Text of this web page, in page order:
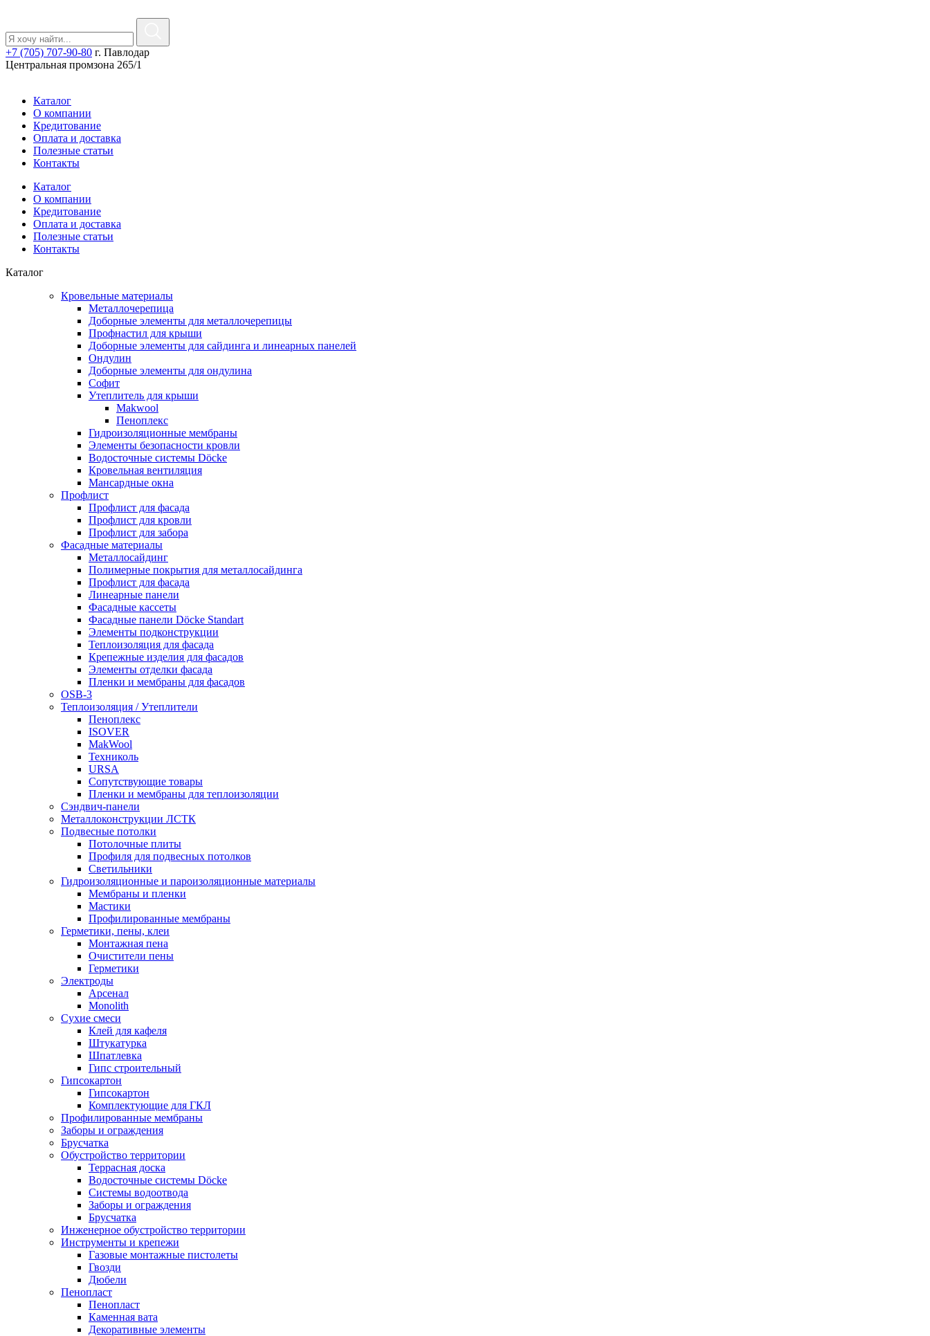
+7 (705) 707-90-80 г. Павлодар
Центральная промзона 265/1
Каталог
О компании
Кредитование
Оплата и доставка
Полезные статьи
Контакты
Каталог
О компании
Кредитование
Оплата и доставка
Полезные статьи
Контакты
Каталог
Кровельные материалы
Металлочерепица
Доборные элементы для металлочерепицы
Профнастил для крыши
Доборные элементы для сайдинга и линеарных панелей
Ондулин
Доборные элементы для ондулина
Софит
Утеплитель для крыши
Makwool
Пеноплекс
Гидроизоляционные мембраны
Элементы безопасности кровли
Водосточные системы Döcke
Кровельная вентиляция
Мансардные окна
Профлист
Профлист для фасада
Профлист для кровли
Профлист для забора
Фасадные материалы
Металлосайдинг
Полимерные покрытия для металлосайдинга
Профлист для фасада
Линеарные панели
Фасадные кассеты
Фасадные панели Döcke Standart
Элементы подконструкции
Теплоизоляция для фасада
Крепежные изделия для фасадов
Элементы отделки фасада
Пленки и мембраны для фасадов
OSB-3
Теплоизоляция / Утеплители
Пеноплекс
ISOVER
MakWool
Техниколь
URSA
Сопутствующие товары
Пленки и мембраны для теплоизоляции
Сэндвич-панели
Металлоконструкции ЛСТК
Подвесные потолки
Потолочные плиты
Профиля для подвесных потолков
Светильники
Гидроизоляционные и пароизоляционные материалы
Мембраны и пленки
Мастики
Профилированные мембраны
Герметики, пены, клеи
Монтажная пена
Очистители пены
Герметики
Электроды
Арсенал
Monolith
Сухие смеси
Клей для кафеля
Штукатурка
Шпатлевка
Гипс строительный
Гипсокартон
Гипсокартон
Комплектующие для ГКЛ
Профилированные мембраны
Заборы и ограждения
Брусчатка
Обустройство территории
Террасная доска
Водосточные системы Döcke
Системы водоотвода
Заборы и ограждения
Брусчатка
Инженерное обустройство территории
Инструменты и крепежи
Газовые монтажные пистолеты
Гвозди
Дюбели
Пенопласт
Пенопласт
Каменная вата
Декоративные элементы